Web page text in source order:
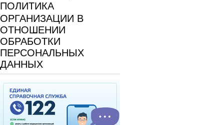
ПОЛИТИКА
ОРГАНИЗАЦИИ В
ОТНОШЕНИИ
ОБРАБОТКИ
ПЕРСОНАЛЬНЫХ
ДАННЫХ